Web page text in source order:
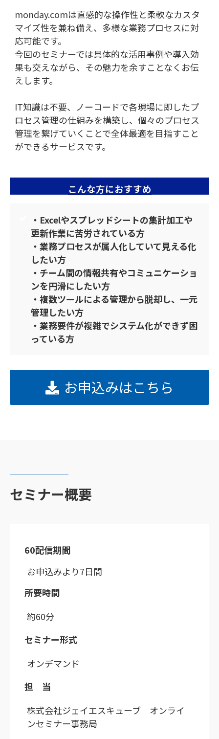
monday.comは直感的な操作性と柔軟なカスタ
マイズ性を兼ね備え、多様な業務プロセスに対
応可能です。
今回のセミナーでは具体的な活用事例や導入効
果も交えながら、その魅力を余すことなくお伝
えします。
IT知識は不要、ノーコードで各現場に即したプ
ロセス管理の仕組みを構築し、個々のプロセス
管理を繋げていくことで全体最適を目指すこと
ができるサービスです。
こんな方におすすめ
・Excelやスプレッドシートの集計加工や
更新作業に苦労されている方
・業務プロセスが属人化していて見える化
したい方
・チーム間の情報共有やコミュニケーショ
ンを円滑にしたい方
・複数ツールによる管理から脱却し、一元
管理したい方
・業務要件が複雑でシステム化ができず困
っている方
お申込みはこちら
セミナー概要
60配信期間
お申込みより7日間
所要時間
約60分
セミナー形式
オンデマンド
担 当
株式会社ジェイエスキューブ オンライ
ンセミナー事務局